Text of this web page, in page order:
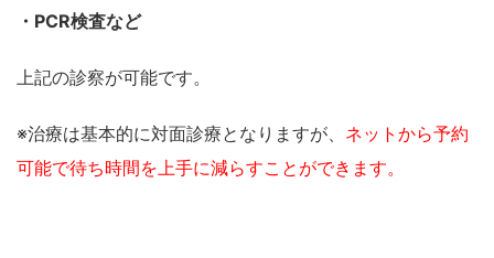
・PCR検査など
上記の診察が可能です。
※治療は基本的に対面診療となりますが、 ネットから予約
可能で待ち時間を上手に減らすことができます。